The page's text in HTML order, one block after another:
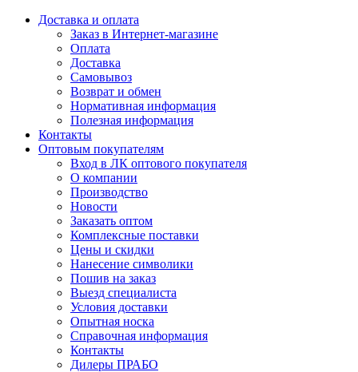
Доставка и оплата
Заказ в Интернет-магазине
Оплата
Доставка
Самовывоз
Возврат и обмен
Нормативная информация
Полезная информация
Контакты
Оптовым покупателям
Вход в ЛК оптового покупателя
О компании
Производство
Новости
Заказать оптом
Комплексные поставки
Цены и скидки
Нанесение символики
Пошив на заказ
Выезд специалиста
Условия доставки
Опытная носка
Справочная информация
Контакты
Дилеры ПРАБО